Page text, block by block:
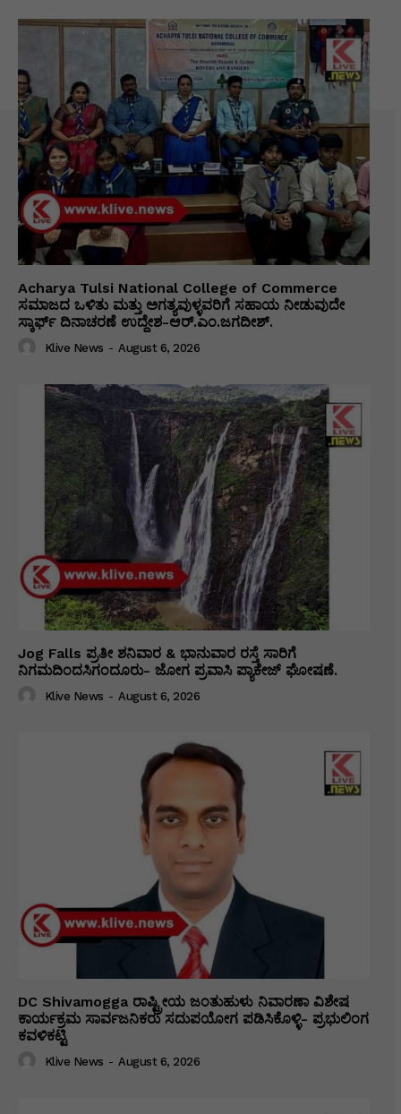
Acharya Tulsi National College of Commerce
ಸಮಾಜದ ಒಳಿತು ಮತ್ತು ಅಗತ್ಯವುಳ್ಳವರಿಗೆ ಸಹಾಯ ನೀಡುವುದೇ
ಸ್ಕಾರ್ಫ್ ದಿನಾಚರಣೆ ಉದ್ದೇಶ-ಆರ್.ಎಂ.ಜಗದೀಶ್.
Klive News - August 6, 2026
Jog Falls ಪ್ರತೀ ಶನಿವಾರ & ಭಾನುವಾರ ರಸ್ತೆ ಸಾರಿಗೆ
ನಿಗಮದಿಂದಸಿಗಂದೂರು- ಜೋಗ ಪ್ರವಾಸಿ ಪ್ಯಾಕೇಜ್ ಘೋಷಣೆ.
Klive News - August 6, 2026
DC Shivamogga ರಾಷ್ಟ್ರೀಯ ಜಂತುಹುಳು ನಿವಾರಣಾ ವಿಶೇಷ
ಕಾರ್ಯಕ್ರಮ ಸಾರ್ವಜನಿಕರು ಸದುಪಯೋಗ ಪಡಿಸಿಕೊಳ್ಳಿ- ಪ್ರಭುಲಿಂಗ
ಕವಳಿಕಟ್ಟಿ
Klive News - August 6, 2026